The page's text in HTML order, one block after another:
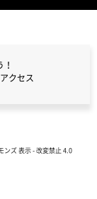
クセス
ンズ 表示 - 改変禁止 4.0